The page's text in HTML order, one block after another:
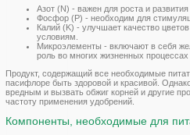
Азот (N) - важен для роста и
Фосфор (P) - необходим для
Калий (K) - улучшает качество
условиям.
Микроэлементы - включают в себя
роль во многих жизненных процессах
Продукт, содержащий все необходимые
пасифлоре быть здоровой и красивой.
вредным и вызвать обжиг корней и другие
частоту применения удобрений.
Компоненты, необходимые для